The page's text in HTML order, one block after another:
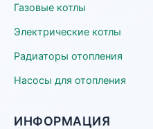
Газовые котлы
Электрические котлы
Радиаторы отопления
Насосы для отопления
ИНФОРМАЦИЯ